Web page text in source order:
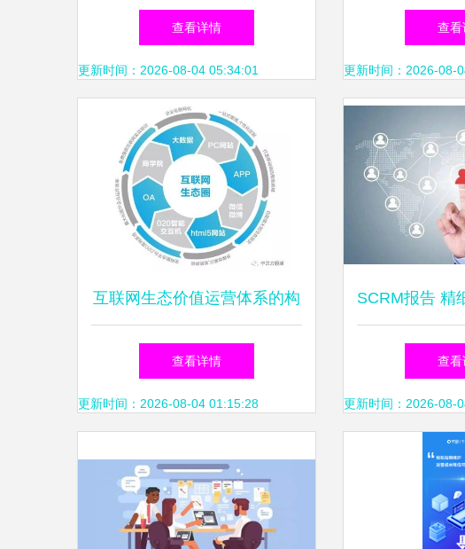
查看详情
更新时间：2026-08-04 05:34:01
展环境、市场
研
查看
更新时间：2026-08-
互联网生态价值运营体系的构
建与维护 以长期主义守护数
字繁荣
查看详情
更新时间：2026-08-04 01:15:28
SCRM报告 精
运营什么——
查看
更新时间：2026-08-